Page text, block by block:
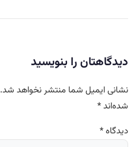
دیدگاهتان را بنویسید
نشانی ایمیل شما منتشر نخواهد شد.
شده‌اند*
دیدگاه*